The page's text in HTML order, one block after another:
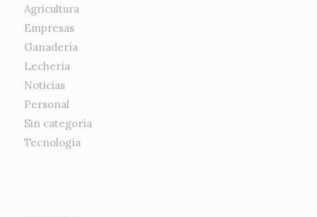
Agricultura
Empresas
Ganadería
Lechería
Noticias
Personal
Sin categoría
Tecnología